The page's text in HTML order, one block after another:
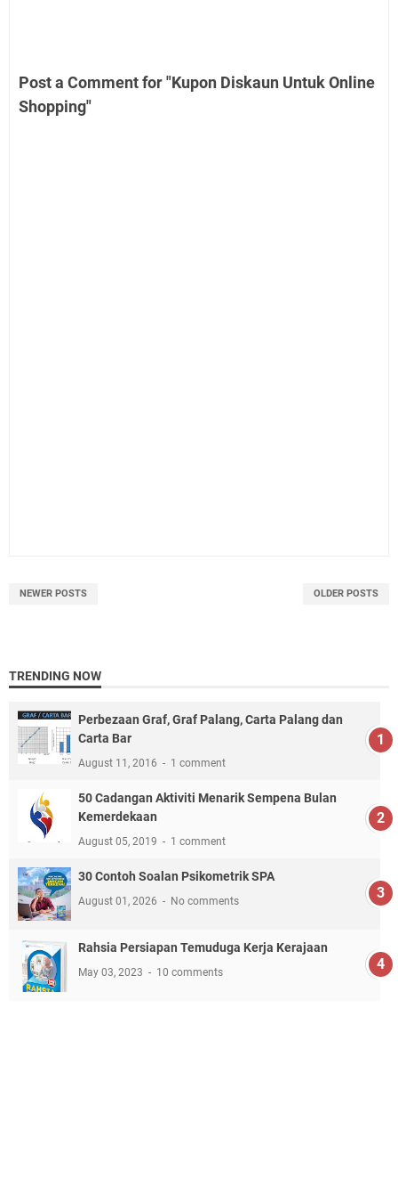
Post a Comment for "Kupon Diskaun Untuk Online
Shopping"
NEWER POSTS OLDER POSTS
TRENDING NOW
Perbezaan Graf, Graf Palang, Carta Palang dan
Carta Bar
August 11, 2016 1 comment
50 Cadangan Aktiviti Menarik Sempena Bulan
Kemerdekaan
August 05, 2019 1 comment
30 Contoh Soalan Psikometrik SPA
August 01, 2026 No comments
Rahsia Persiapan Temuduga Kerja Kerajaan
May 03, 2023 10 comments